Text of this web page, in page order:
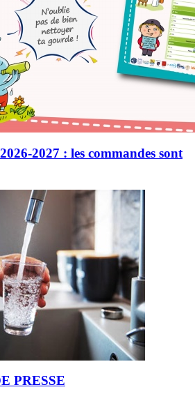
2027 : les commandes sont
PRESSE